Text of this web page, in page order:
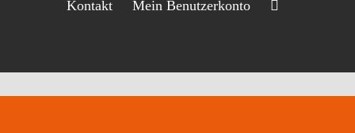
Kontakt Mein Benutzerkonto